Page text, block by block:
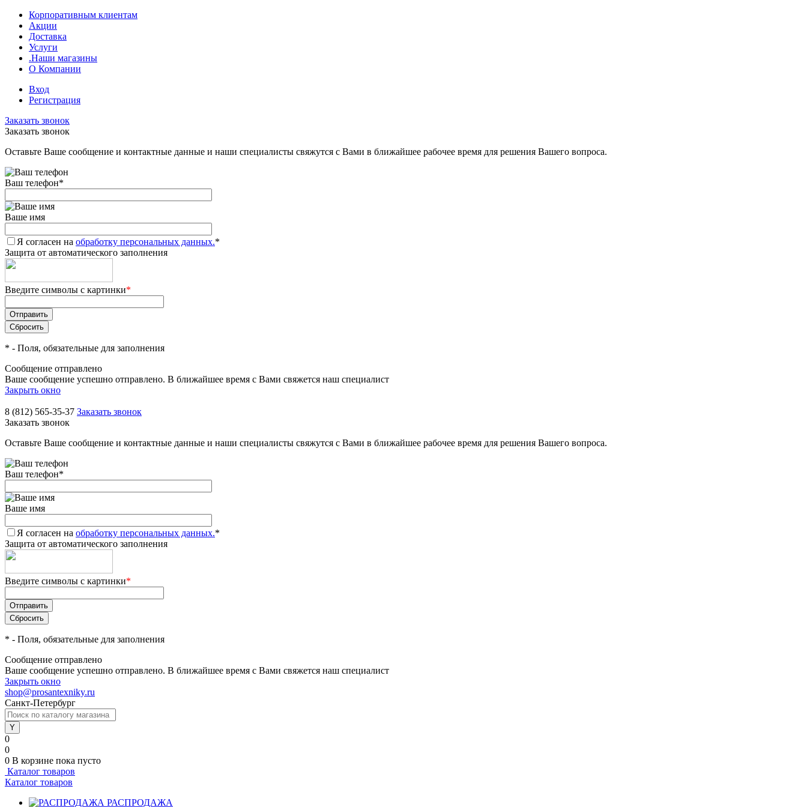
Корпоративным клиентам
Акции
Доставка
Услуги
.Наши магазины
О Компании
Вход
Регистрация
Заказать звонок
Заказать звонок
Оставьте Ваше сообщение и контактные данные и наши специалисты свяжутся с Вами в ближайшее рабочее время для решения Вашего вопроса.
Ваш телефон*
Ваше имя
Я согласен на обработку персональных данных.*
Защита от автоматического заполнения
Введите символы с картинки*
* - Поля, обязательные для заполнения
Сообщение отправлено
Ваше сообщение успешно отправлено. В ближайшее время с Вами свяжется наш специалист
Закрыть окно
8 (812) 565-35-37 Заказать звонок
Заказать звонок
Оставьте Ваше сообщение и контактные данные и наши специалисты свяжутся с Вами в ближайшее рабочее время для решения Вашего вопроса.
Ваш телефон*
Ваше имя
Я согласен на обработку персональных данных.*
Защита от автоматического заполнения
Введите символы с картинки*
* - Поля, обязательные для заполнения
Сообщение отправлено
Ваше сообщение успешно отправлено. В ближайшее время с Вами свяжется наш специалист
Закрыть окно
shop@prosantexniky.ru
Санкт-Петербург
0
0
0 В корзине пока пусто
Каталог товаров
Каталог товаров
РАСПРОДАЖА